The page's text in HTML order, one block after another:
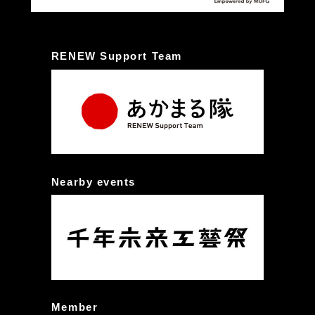
RENEW Support Team
Nearby events
Member